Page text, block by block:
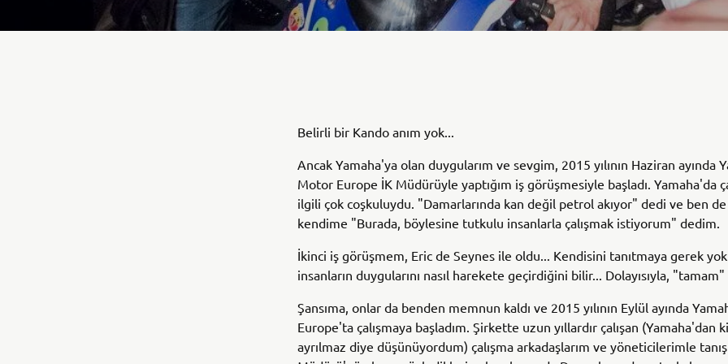
Belirli bir Kando anım yok...
Ancak Yamaha'ya olan duygularım ve sevgim, 2015 yılının Haziran ayında
Motor Europe İK Müdürüyle yaptığım iş görüşmesiyle başladı. Yamaha'da
ilgili çok coşkuluydu. "Damarlarında kan değil petrol akıyor" dedi ve ben
kendime "Burada, böylesine tutkulu insanlarla çalışmak istiyorum" dedim.
İkinci iş görüşmem, Eric de Seynes ile oldu... Kendisini tanıtmaya gerek
insanların duygularını nasıl harekete geçirdiğini bilir... Dolayısıyla,
Şansıma, onlar da benden memnun kaldı ve 2015 yılının Eylül ayında
Europe'ta çalışmaya başladım. Şirkette uzun yıllardır çalışan (Yamaha'dan
ayrılmaz diye düşünüyordum) çalışma arkadaşlarım ve yöneticilerimle